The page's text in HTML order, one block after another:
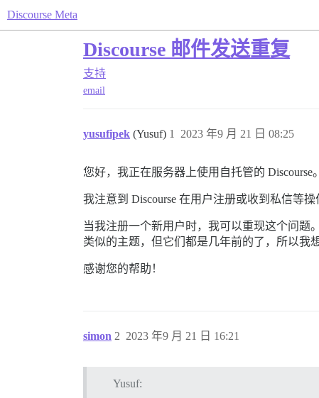
Discourse Meta
Discourse 邮件发送重复
支持
email
yusufipek (Yusuf) 2023 年9 月 21 日 08:25
1
您好，我正在服务器上使用自托管的 Discourse
我注意到 Discourse 在用户注册或收到私信等操
当我注册一个新用户时，我可以重现这个问
类似的主题，但它们都是几年前的了，所以我
感谢您的帮助！
simon 2023 年9 月 21 日 16:21
2
Yusuf: